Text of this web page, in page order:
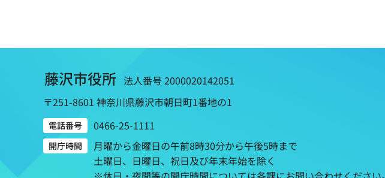
藤沢市役所 法人番号 2000020142051
〒251-8601 神奈川県藤沢市朝日町1番地の1
電話番号 0466-25-1111
開庁時間
月曜から金曜日の午前8時30分から午後5時まで
土曜日、日曜日、祝日及び年末年始を除く